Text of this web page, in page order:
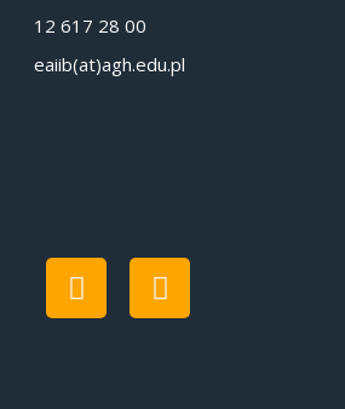
12 617 28 00
eaiib(at)agh.edu.pl